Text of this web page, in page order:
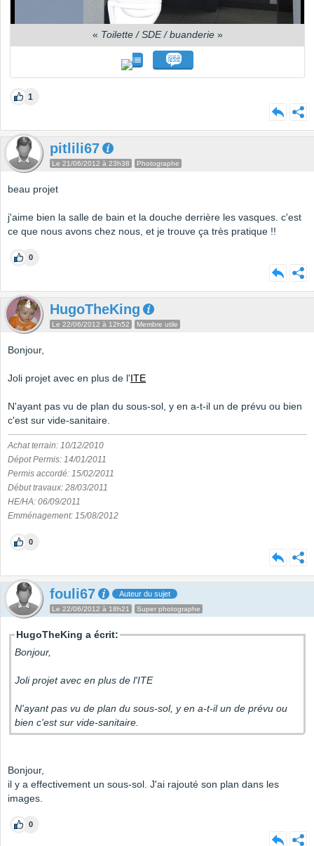
« Toilette / SDE / buanderie»
1
pitlili67
Le 21/06/2012 à 23h38 Photographe
beau projet
j'aime bien la salle de bain et la douche derrière les vasques. c'est
ce que nous avons chez nous, et je trouve ça très pratique !!
0
HugoTheKing
Le 22/06/2012 à 12h52 Membre utile
Bonjour,
Joli projet avec en plus de l'ITE
N'ayant pas vu de plan du sous-sol, y en a-t-il un de prévu ou bien
c'est sur vide-sanitaire.
Achat terrain: 10/12/2010
Dépot Permis: 14/01/2011
Permis accordé: 15/02/2011
Début travaux: 28/03/2011
HE/HA: 06/09/2011
Emménagement: 15/08/2012
0
fouli67 Auteur du sujet
Le 22/06/2012 à 18h21 Super photographe
HugoTheKing a écrit:
Bonjour,
Joli projet avec en plus de l'ITE
N'ayant pas vu de plan du sous-sol, y en a-t-il un de prévu ou
bien c'est sur vide-sanitaire.
Bonjour,
il y a effectivement un sous-sol. J'ai rajouté son plan dans les
images.
0